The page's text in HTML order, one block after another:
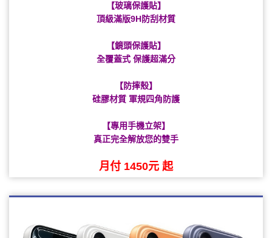
【玻璃保護貼】
頂級滿版9H防刮材質
【鏡頭保護貼】
全覆蓋式 保護超滿分
【防摔殼】
硅膠材質 軍規四角防護
【專用手機立架】
真正完全解放您的雙手
月付 1450元 起